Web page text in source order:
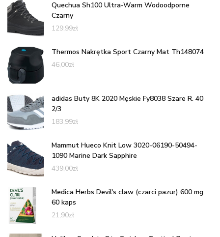
Quechua Sh100 Ultra-Warm Wodoodporne
Czarny
129,99zł
Thermos Nakrętka Sport Czarny Mat Th148074
46,00zł
adidas Buty 8K 2020 Męskie Fy8038 Szare R. 40
2/3
183,99zł
Mammut Hueco Knit Low 3020-06190-50494-
1090 Marine Dark Sapphire
439,00zł
Medica Herbs Devil's claw (czarci pazur) 600 mg
60 kaps
21,90zł